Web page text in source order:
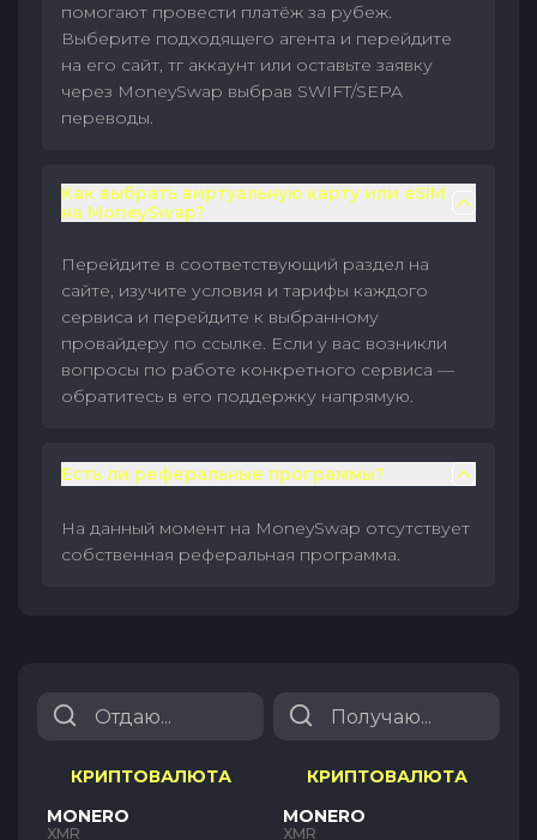
помогают провести платёж за рубеж.
Выберите подходящего агента и перейдите
на его сайт, тг аккаунт или оставьте заявку
через MoneySwap выбрав SWIFT/SEPA
переводы.
Как выбрать виртуальную карту или eSIM
на MoneySwap?
Перейдите в соответствующий раздел на
сайте, изучите условия и тарифы каждого
сервиса и перейдите к выбранному
провайдеру по ссылке. Если у вас возникли
вопросы по работе конкретного сервиса —
обратитесь в его поддержку напрямую.
Есть ли реферальные программы?
На данный момент на MoneySwap отсутствует
собственная реферальная программа.
КРИПТОВАЛЮТА
MONERO
XMR
КРИПТОВАЛЮТА
MONERO
XMR